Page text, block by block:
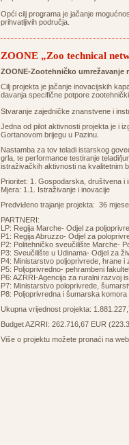
Opći cilj programa je jačanje
prihvatljivih područja.
ZOONE „Zoo technical
ZOONE-Zootehničko
Cilj projekta je jačanje inovacijskih
davanja specifične potpore
Stvaranje zajedničke znanstvene i
Jedna od pilot aktivnosti projekta je i
Gortanovom brijegu u Pazinu.
Nastamba za tov teladi istarskog
grla, te performance testiranje teladi/
istraživačkih aktivnosti na kvalitetnim
Prioritet: 1. Gospodarska, društvena i
Mjera: 1.1. Istraživanje i inovacije
Predviđeno trajanje projekta: 36
PARTNERI:
LP: Regija Marche- Odjel za
P1: Regija Abruzzo- Odjel za
P2: Politehničko sveučilište Marche-
P3: Sveučilište u Udinama- Odjel za
P4: Ministarstvo poljoprivrede, hrane i
P5: Poljoprivredno- pehrambeni
P6: AZRRI-Agencija za ruralni razvoj
P7: Ministarstvo poloprivrede,
P8: Poljoprivredna i šumarska
Ukupna vrijednost projekta:
Budget AZRRI: 262.716,67 EUR
Više o projektu možete pronaći na